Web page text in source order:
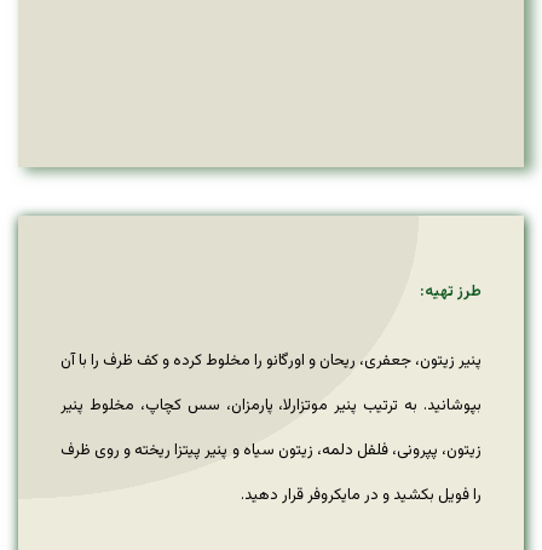
طرز تهیه:
پنیر زیتون، جعفری، ریحان و اورگانو را مخلوط کرده و کف ظرف را با آن
بپوشانید. به ترتیب پنیر موتزارلا، پارمزان، سس کچاپ، مخلوط پنیر
زیتون، پپرونی، فلفل دلمه، زیتون سیاه و پنیر پیتزا ریخته و روی ظرف
را فویل بکشید و در مایکروفر قرار دهید.